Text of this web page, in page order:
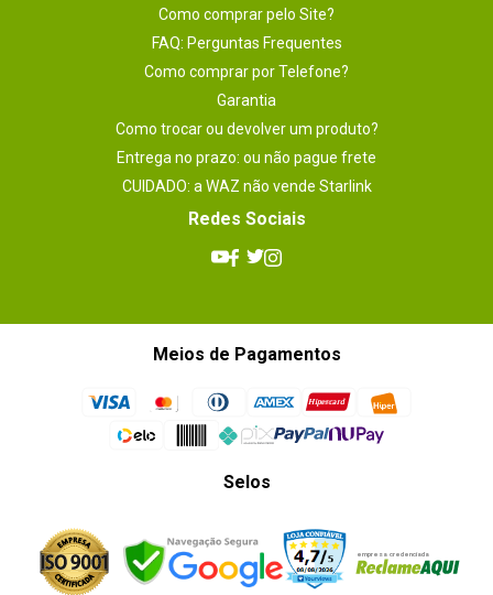
Como comprar pelo Site?
FAQ: Perguntas Frequentes
Como comprar por Telefone?
Garantia
Como trocar ou devolver um produto?
Entrega no prazo: ou não pague frete
CUIDADO: a WAZ não vende Starlink
Redes Sociais
Meios de Pagamentos
Selos